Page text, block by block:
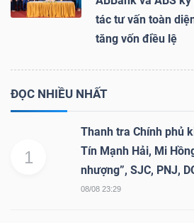
tác tư vấn toàn
tăng vốn điều lệ
ĐỌC NHIỀU NHẤT
1
Thanh tra Chính phủ
Tín Mạnh Hải, Mi
nhượng”, SJC, PNJ,
08/08 23:29